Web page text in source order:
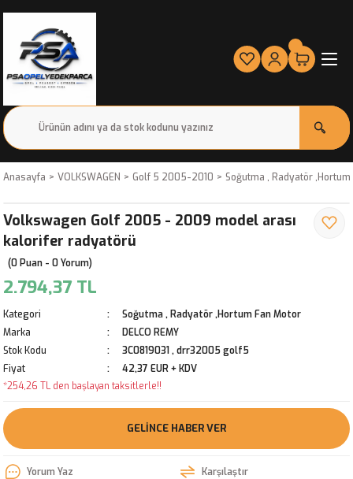
Anasayfa VOLKSWAGEN Golf 5 2005-2010 Soğutma , Radyatör
Volkswagen Golf 2005 - 2009 model arası
kalorifer radyatörü
(0 Puan - 0 Yorum)
2.794,37 TL
Kategori
Soğutma , Radyatör ,Hortum Fan Motor
Marka
DELCO REMY
Stok Kodu
3C0819031 , drr32005 golf5
Fiyat
42,37 EUR + KDV
*254,26 TL den başlayan taksitlerle!!
GELINCE HABER VER
Yorum Yaz
Karşılaştır